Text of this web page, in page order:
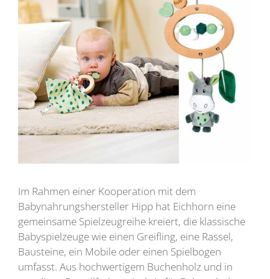
Im Rahmen einer Kooperation mit dem
Babynahrungshersteller Hipp hat Eichhorn eine
gemeinsame Spielzeugreihe kreiert, die klassische
Babyspielzeuge wie einen Greifling, eine Rassel,
Bausteine, ein Mobile oder einen Spielbogen
umfasst. Aus hochwertigem Buchenholz und in